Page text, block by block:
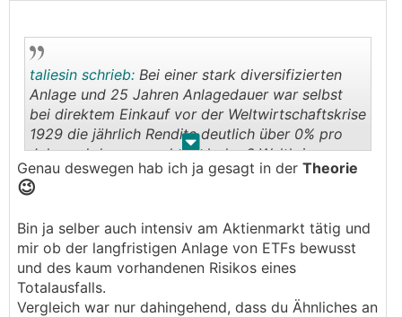
. .
taliesin schrieb: Bei einer stark diversifizierten
Anlage und 25 Jahren Anlagedauer war selbst
bei direktem Einkauf vor der Weltwirtschaftskrise
1929 die jährlich Rendite deutlich über 0% pro
Jahr und da war auch noch der 2.Weltkrieg
dazwischen.
Genau deswegen hab ich ja gesagt in der Theorie
😉
Bin ja selber auch intensiv am Aktienmarkt tätig und
mir ob der langfristigen Anlage von ETFs bewusst
und des kaum vorhandenen Risikos eines
Totalausfalls.
Vergleich war nur dahingehend, dass du Ähnliches an